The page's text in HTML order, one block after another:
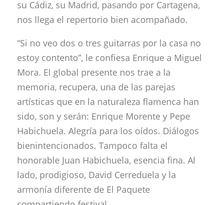
su Cádiz, su Madrid, pasando por Cartagena,
nos llega el repertorio bien acompañado.
“Si no veo dos o tres guitarras por la casa no
estoy contento”, le confiesa Enrique a Miguel
Mora. El global presente nos trae a la
memoria, recupera, una de las parejas
artísticas que en la naturaleza flamenca han
sido, son y serán: Enrique Morente y Pepe
Habichuela. Alegría para los oídos. Diálogos
bienintencionados. Tampoco falta el
honorable Juan Habichuela, esencia fina. Al
lado, prodigioso, David Cerreduela y la
armonía diferente de El Paquete